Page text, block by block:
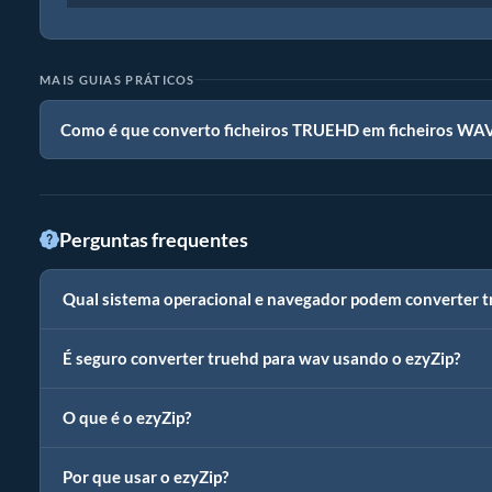
MAIS GUIAS PRÁTICOS
Como é que converto ficheiros TRUEHD em ficheiros
Perguntas frequentes
Qual sistema operacional e navegador podem converter
É seguro converter truehd para wav usando o ezyZip?
O que é o ezyZip?
Por que usar o ezyZip?